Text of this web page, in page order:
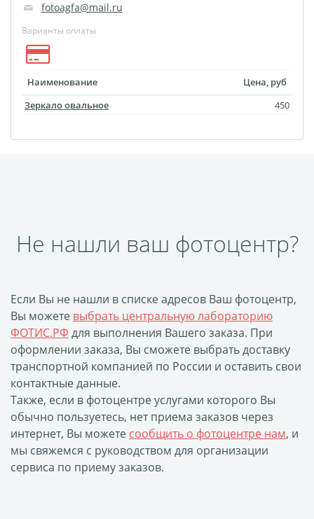
Прикольные принты
Фотокристаллы
УФ печать на чехлах
Рамки и шары водяные
Фоторамки
Фотообложка для
Фотообложка для
свидетельства
Фототетради и
блокноты
Портфолио
Замки с фотографией
Зажигалки
Украшение подвеска
Латексная печать
fotoagfa@mail.ru
Варианты оплаты
Наименование
Цена, руб
Зеркало овальное
450
Не нашли ваш фотоцентр?
Если Вы не нашли в списке адресов Ваш фотоцентр,
Вы можете выбрать центральную лабораторию
ФОТИС.РФ для выполнения Вашего заказа. При
оформлении заказа, Вы сможете выбрать доставку
транспортной компанией по России и оставить свои
контактные данные.
Также, если в фотоцентре услугами которого Вы
обычно пользуетесь, нет приема заказов через
интернет, Вы можете сообщить о фотоцентре нам, и
мы свяжемся с руководством для организации
сервиса по приему заказов.